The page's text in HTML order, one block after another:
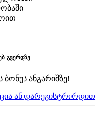
გვერდზე
ბონუს ანგარიშზე!
ან დარეგისტრირდით